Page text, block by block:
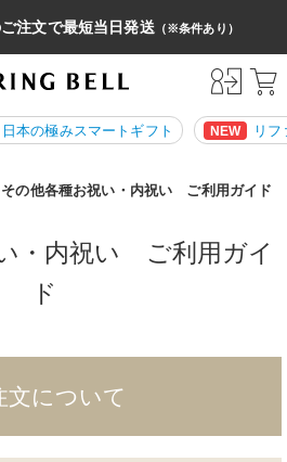
注文で最短当日発送（※条件あり）
日本の極みスマートギフト NEW リ
その他各種お祝い・内祝い ご利用ガイド
・内祝い ご利用ガイ
ド
文について